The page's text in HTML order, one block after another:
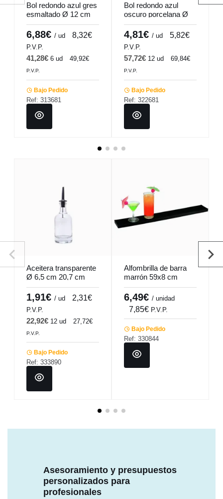
Bol redondo azul gres
esmaltado Ø 12 cm
Magic Accolade
6,88€ / ud 8,32€
P.V.P.
41,28€ 6 ud 49,92€
P.V.P.
Bajo Pedido
Ref: 313681
Bol redondo azul
oscuro porcelana Ø
12 cm Seablue
Accolade
4,81€ / ud 5,82€
P.V.P.
57,72€ 12 ud 69,84€
P.V.P.
Bajo Pedido
Ref: 322681
Aceitera transparente
Ø 6,5 cm 20,7 cm
Olio Pro.mundi
1,91€ / ud 2,31€
P.V.P.
22,92€ 12 ud 27,72€
P.V.P.
Bajo Pedido
Ref: 333890
Alfombrilla de barra
marrón 59x8 cm
Pro.mundi
6,49€ / unidad
7,85€ P.V.P.
Bajo Pedido
Ref: 330844
Asesoramiento y presupuestos
personalizados para
profesionales